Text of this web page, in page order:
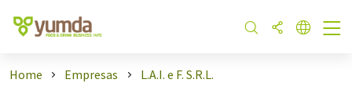
Home Empresas L.A.I. e F. S.R.L.